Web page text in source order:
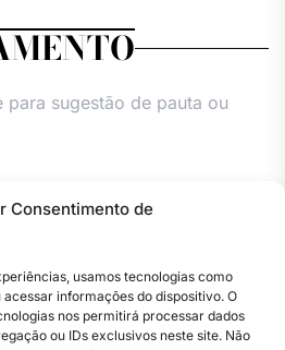
Consentimento de
usamos tecnologias como
informações do dispositivo. O
nos permitirá processar dados
ou IDs exclusivos neste site. Não
para sugestão de pauta ou